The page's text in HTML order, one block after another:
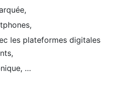
les plateformes digitales
…